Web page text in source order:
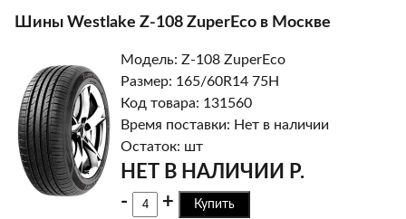
Найти
Шины Westlake Z-108 ZuperEco в Москве
Модель: Z-108 ZuperEco
Размер: 165/60R14 75H
Код товара: 131560
Время поставки: Нет в наличии
Остаток: шт
НЕТ В НАЛИЧИИ Р.
-
+ Купить